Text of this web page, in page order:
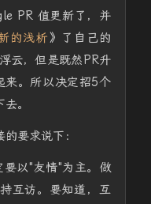
PR 值更新了，并
的浅析 》了自己的
云，但是既然PR升
来。所以决定招5个
。
要求说下：
要以"友情"为主。做
互访。要知道，互